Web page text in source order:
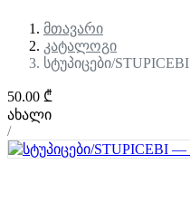
მთავარი
კატალოგი
სტუპიცები/STUPICEBI
50.00 ₾
ახალი
/